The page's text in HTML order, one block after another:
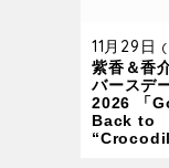
11月29日
紫香＆香
バースデ
2026 「
Back to